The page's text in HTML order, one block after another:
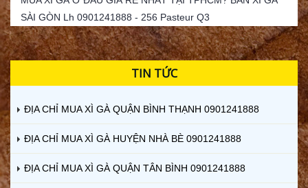
SÀI GÒN Lh 0901241888 - 256 Pasteur Q3
TIN TỨC
ĐỊA CHỈ MUA XÌ GÀ QUẬN BÌNH THẠNH 0901241888
ĐỊA CHỈ MUA XÌ GÀ HUYỆN NHÀ BÈ 0901241888
ĐỊA CHỈ MUA XÌ GÀ QUẬN TÂN BÌNH 0901241888